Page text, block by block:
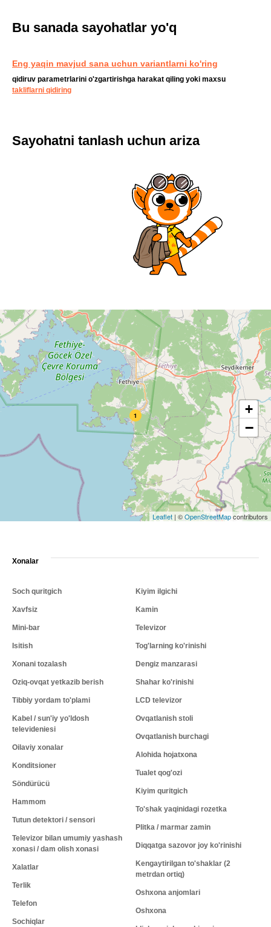
Bu sanada sayohatlar yo'q
Eng yaqin mavjud sana uchun variantlarni ko'ring
qidiruv parametrlarini o'zgartirishga harakat qiling yoki maxsu
takliflarni qidiring
Sayohatni tanlash uchun ariza
1 +
−
Leaflet | ©OpenStreetMapcontributors
Xonalar
Soch quritgich
Xavfsiz
Mini-bar
Isitish
Xonani tozalash
Oziq-ovqat yetkazib berish
Tibbiy yordam to'plami
Kabel / sun'iy yo'ldosh
televideniesi
Oilaviy xonalar
Konditsioner
Söndürücü
Hammom
Tutun detektori / sensori
Televizor bilan umumiy yashash
xonasi / dam olish xonasi
Xalatlar
Terlik
Telefon
Sochiqlar
Kiyim ilgichi
Kamin
Televizor
Tog'larning ko'rinishi
Dengiz manzarasi
Shahar ko'rinishi
LCD televizor
Ovqatlanish stoli
Ovqatlanish burchagi
Alohida hojatxona
Tualet qog'ozi
Kiyim quritgich
To'shak yaqinidagi rozetka
Plitka / marmar zamin
Diqqatga sazovor joy ko'rinishi
Kengaytirilgan to'shaklar (2
metrdan ortiq)
Oshxona anjomlari
Oshxona